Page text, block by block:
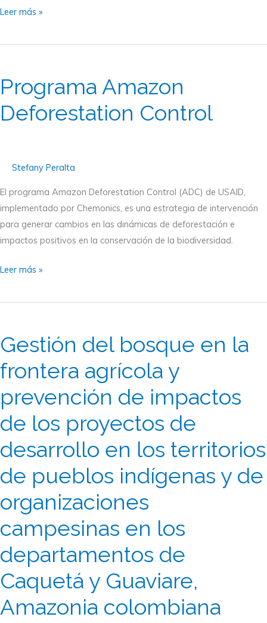
Leer más »
Programa Amazon
Deforestation Control
Stefany Peralta
El programa Amazon Deforestation Control (ADC) de USAID,
implementado por Chemonics, es una estrategia de intervención
para generar cambios en las dinámicas de deforestación e
impactos positivos en la conservación de la biodiversidad.
Deforestation
Leer más »
Gestión del bosque en la
frontera agrícola y
prevención de impactos
de los proyectos de
desarrollo en los territorios
de pueblos indígenas y de
organizaciones
campesinas en los
departamentos de
Caquetá y Guaviare,
Amazonia colombiana
bosque
frontera
agrícola
y
prevención
de
impactos
de
los
de
desarrollo
los
territorios
de